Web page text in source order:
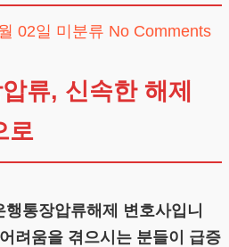
02일 미분류 No Comments
류, 신속한 해제
로
통장압류해제 변호사입니
려움을 겪으시는 분들이 급증